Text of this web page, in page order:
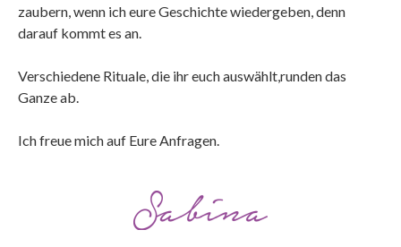
zaubern, wenn ich eure Geschichte wiedergeben, denn
darauf kommt es an.
Verschiedene Rituale, die ihr euch auswählt,runden das
Ganze ab.
Ich freue mich auf Eure Anfragen.